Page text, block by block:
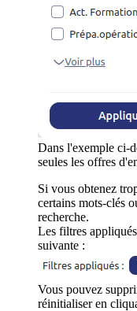
Dans l'exemple ci-
seules les offres
Si vous obtenez
certains mots-clés
recherche.
Les filtres
suivante :
Vous pouvez
réinitialiser en